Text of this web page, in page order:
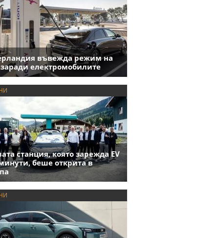
въвежда режим на
заради електромобилите
станция, която зарежда EV
беше открита в